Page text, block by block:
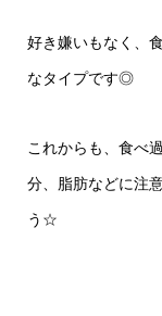
好き嫌いもなく、
なタイプです◎
これからも、食べ
分、脂肪などに注
う☆